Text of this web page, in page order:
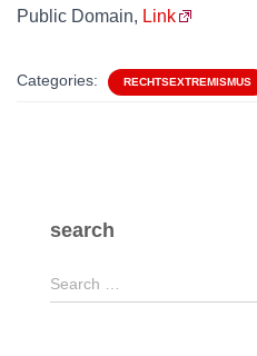
Public Domain, Link
Categories: RECHTSEXTREMISMUS
search
S
e
Search …